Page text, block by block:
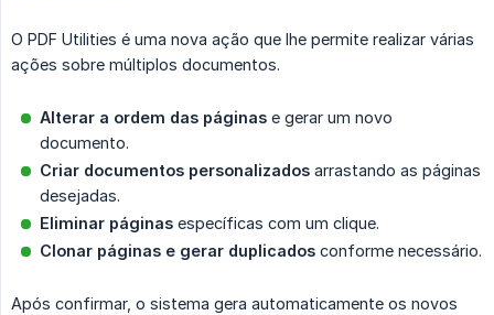
O PDF Utilities é uma nova ação que lhe permite realizar várias
ações sobre múltiplos documentos.
Alterar a ordem das páginas e gerar um novo
documento.
Criar documentos personalizados arrastando as páginas
desejadas.
Eliminar páginas específicas com um clique.
Clonar páginas e gerar duplicados conforme necessário.
Após confirmar, o sistema gera automaticamente os novos